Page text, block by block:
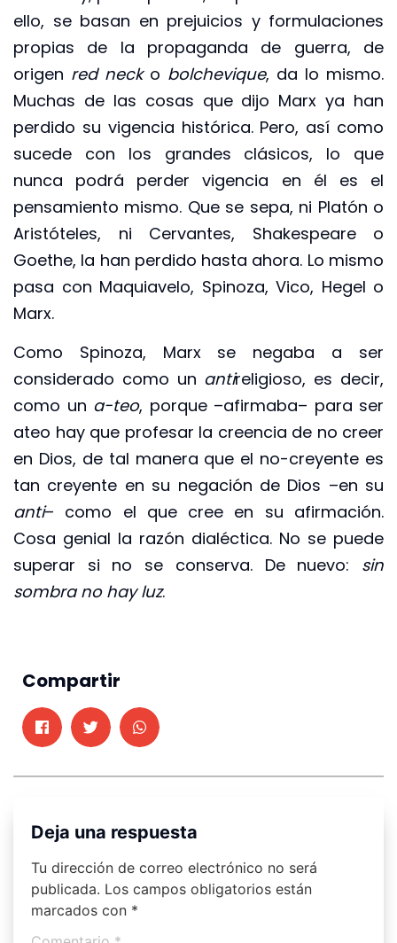
ello, se basan en prejuicios y formulaciones
propias de la propaganda de guerra, de
origen red necko bolchevique, da lo mismo.
Muchas de las cosas que dijo Marx ya han
perdido su vigencia histórica. Pero, así como
sucede con los grandes clásicos, lo que
nunca podrá perder vigencia en él es el
pensamiento mismo. Que se sepa, ni Platón o
Aristóteles, ni Cervantes, Shakespeare o
Goethe, la han perdido hasta ahora. Lo mismo
pasa con Maquiavelo, Spinoza, Vico, Hegel o
Marx.
Como Spinoza, Marx se negaba a ser
considerado como un antireligioso, es decir,
como un a-teo, porque –afirmaba– para ser
ateo hay que profesar la creencia de no creer
en Dios, de tal manera que el no-creyente es
tan creyente en su negación de Dios –en su
anti– como el que cree en su afirmación.
Cosa genial la razón dialéctica. No se puede
superar si no se conserva. De nuevo: sin
sombra no hay luz.
Compartir
Deja una respuesta
Tu dirección de correo electrónico no será
publicada. Los campos obligatorios están
marcados con *